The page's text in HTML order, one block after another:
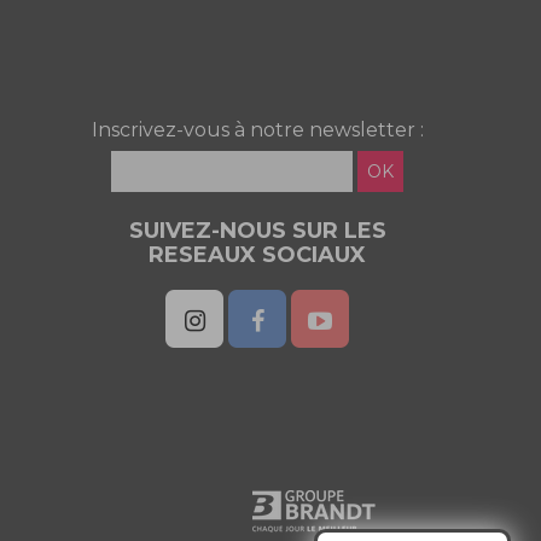
Inscrivez-vous à notre newsletter :
OK
SUIVEZ-NOUS SUR LES
RESEAUX SOCIAUX